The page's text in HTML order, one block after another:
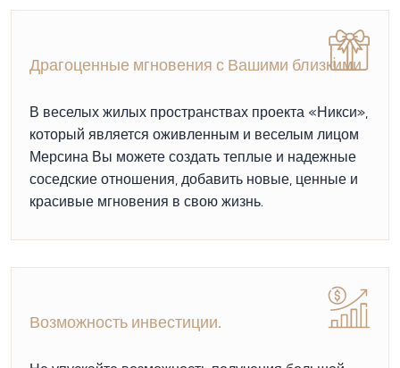
Драгоценные мгновения с Вашими близкими.
В веселых жилых пространствах проекта «Никси»,
который является оживленным и веселым лицом
Мерсина Вы можете создать теплые и надежные
соседские отношения, добавить новые, ценные и
красивые мгновения в свою жизнь.
Возможность инвестиции.